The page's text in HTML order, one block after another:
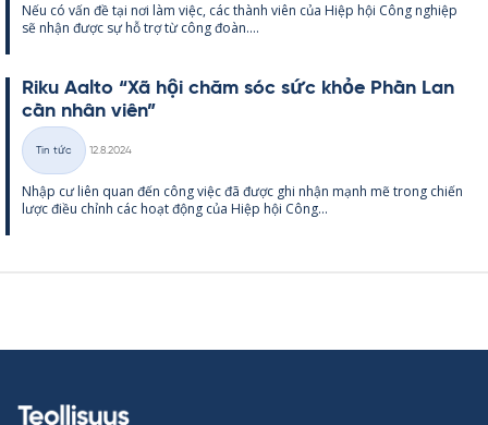
loại
Nếu có vấn đề tại nơi làm việc, các thành viên của Hiệp hội Công ng­hiệp
sẽ nhận được sự hỗ trợ từ công đoàn....
Riku Aalto “Xã hội chăm sóc sức khỏe Phần Lan
cần nhân viên”
Thể
loại
Tin tức
12.8.2024
Nhập cư liên quan đến công việc đã được ghi nhận mạnh mẽ trong chiến
lược điều chỉnh các hoạt động của Hiệp hội Công...